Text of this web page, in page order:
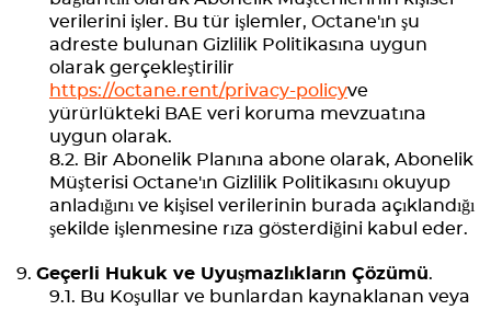
verilerini işler. Bu tür işlemler, Octane'ın şu
adreste bulunan Gizlilik Politikasına uygun
olarak gerçekleştirilir
https://octane.rent/privacy-policyve
yürürlükteki BAE veri koruma mevzuatına
uygun olarak.
Bir Abonelik Planına abone olarak, Abonelik
Müşterisi Octane'ın Gizlilik Politikasını okuyup
anladığını ve kişisel verilerinin burada açıklandığı
şekilde işlenmesine rıza gösterdiğini kabul eder.
Geçerli Hukuk ve Uyuşmazlıkların Çözümü.
Bu Koşullar ve bunlardan kaynaklanan veya